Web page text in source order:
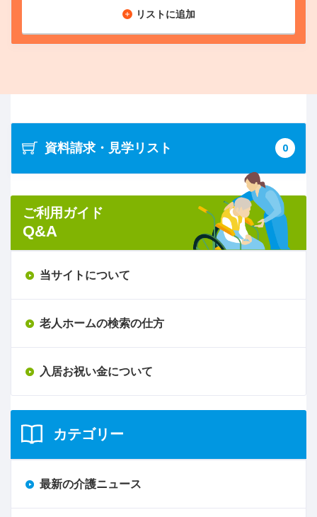
リストに追加
資料請求・見学リスト 0
ご利用ガイド
Q&A
当サイトについて
老人ホームの検索の仕方
入居お祝い金について
カテゴリー
最新の介護ニュース